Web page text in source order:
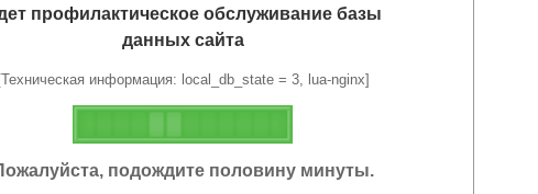
профилактическое обслуживание базы
данных сайта
информация: local_db_state = 3, lua-nginx]
подождите половину минуты.